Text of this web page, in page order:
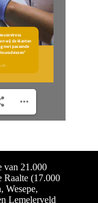
van 21.000
Raalte (17.000
Wesepe,
Lemelerveld